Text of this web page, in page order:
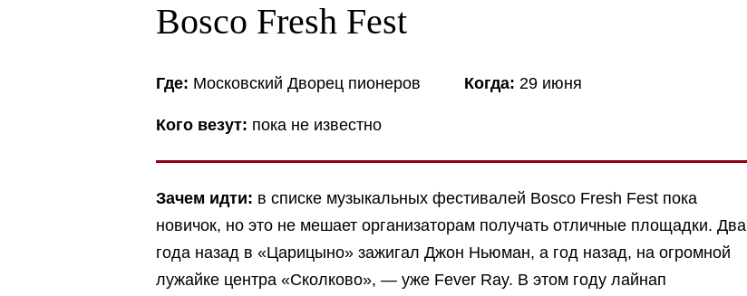
Bosco Fresh Fest
Где: Московский Дворец пионеров Когда: 29 июня
Кого везут: пока не известно
Зачем идти: в списке музыкальных фестивалей Bosco Fresh Fest пока
новичок, но это не мешает организаторам получать отличные площадки. Два
года назад в «Царицыно» зажигал Джон Ньюман, а год назад, на огромной
лужайке центра «Сколково», — уже Fever Ray. В этом году лайнап